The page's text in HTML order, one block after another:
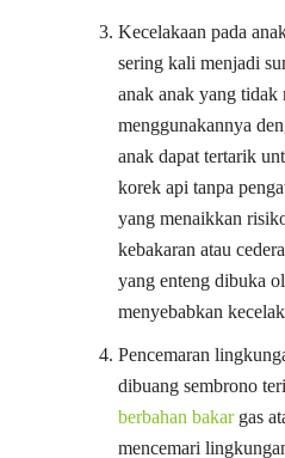
Kecelakaan pada
sering kali menjadi
anak anak yang tidak
menggunakannya
anak dapat tertarik
korek api tanpa
yang menaikkan
kebakaran atau
yang enteng dibuka
menyebabkan
Pencemaran
dibuang sembrono
berbahan bakargas
mencemari